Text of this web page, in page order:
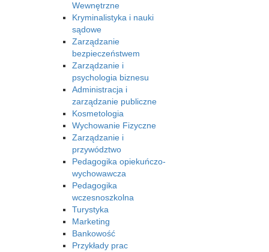
Wewnętrzne
Kryminalistyka i nauki
sądowe
Zarządzanie
bezpieczeństwem
Zarządzanie i
psychologia biznesu
Administracja i
zarządzanie publiczne
Kosmetologia
Wychowanie Fizyczne
Zarządzanie i
przywództwo
Pedagogika opiekuńczo-
wychowawcza
Pedagogika
wczesnoszkolna
Turystyka
Marketing
Bankowość
Przykłady prac